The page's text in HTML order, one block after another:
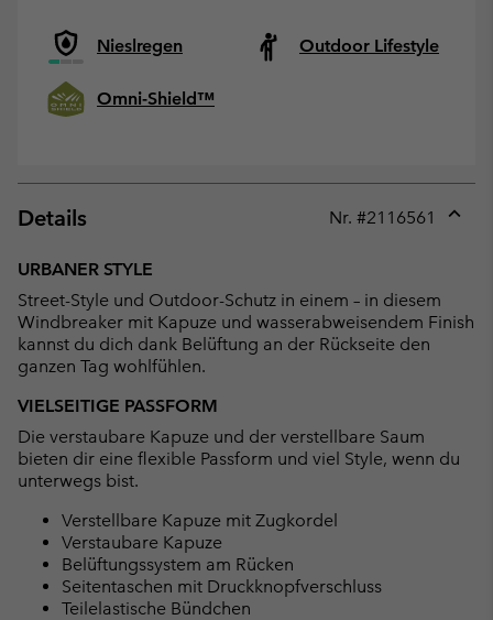
Nieslregen Outdoor Lifestyle
Omni-Shield™
Details Nr. #2116561
URBANER STYLE
Street-Style und Outdoor-Schutz in einem – in diesem
Windbreaker mit Kapuze und wasserabweisendem Finish
kannst du dich dank Belüftung an der Rückseite den
ganzen Tag wohlfühlen.
VIELSEITIGE PASSFORM
Die verstaubare Kapuze und der verstellbare Saum
bieten dir eine flexible Passform und viel Style, wenn du
unterwegs bist.
Verstellbare Kapuze mit Zugkordel
Verstaubare Kapuze
Belüftungssystem am Rücken
Seitentaschen mit Druckknopfverschluss
Teilelastische Bündchen